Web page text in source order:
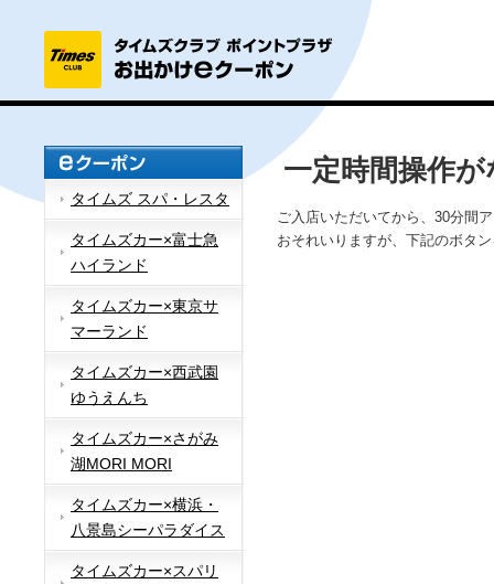
タイムズ スパ・レスタ
タイムズカー×富士急
ハイランド
タイムズカー×東京サ
マーランド
タイムズカー×西武園
ゆうえんち
タイムズカー×さがみ
湖MORI MORI
タイムズカー×横浜・
八景島シーパラダイス
タイムズカー×スパリ
一定時間操作
ご入店いただいてから、30分間
おそれいりますが、下記のボタ